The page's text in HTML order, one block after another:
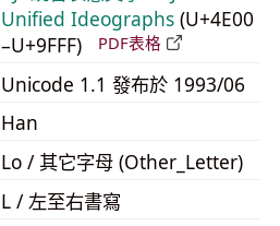
Unified Ideographs (U+4E00
–U+9FFF)
PDF表格
Unicode 1.1 發布於 1993/06
Han
Lo / 其它字母 (Other_Letter)
L / 左至右書寫